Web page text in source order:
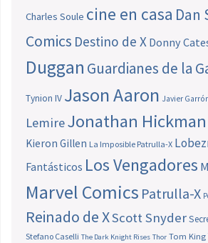
Charles Soule cine en casa Dan
Comics Destino de X Donny
Duggan Guardianes de la
Tynion IV Jason Aaron Javier
LemireJonathan Hickman
Kieron Gillen La Imposible Patrulla-X
Fantásticos Los Vengadores
Marvel Comics Patrulla-X
Reinado de XScott Snyder
Stefano Caselli The Dark Knight Rises Thor Tom King